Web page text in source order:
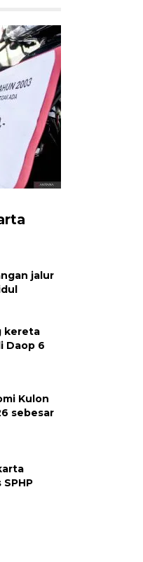
jalur
kereta
Daop 6
Kulon
sebesar